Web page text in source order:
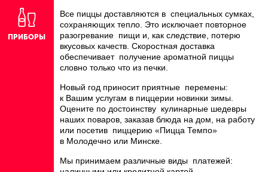
ПРИБОРЫ
Все пиццы доставляются в специальных сумках,
сохраняющих тепло. Это исключает повторное
разогревание пищи и, как следствие, потерю
вкусовых качеств. Скоростная доставка
обеспечивает получение ароматной пиццы
словно только что из печки.
Новый год приносит приятные перемены:
к Вашим услугам в пиццерии новинки зимы.
Оцените по достоинству кулинарные шедевры
наших поваров, заказав блюда на дом, на работу
или посетив пиццерию «Пицца Темпо»
в Молодечно или Минске.
Мы принимаем различные виды платежей: